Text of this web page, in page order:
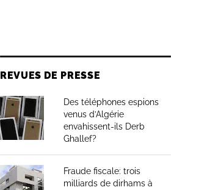
REVUES DE PRESSE
Des téléphones espions
venus d’Algérie
envahissent-ils Derb
Ghallef?
Fraude fiscale: trois
milliards de dirhams à